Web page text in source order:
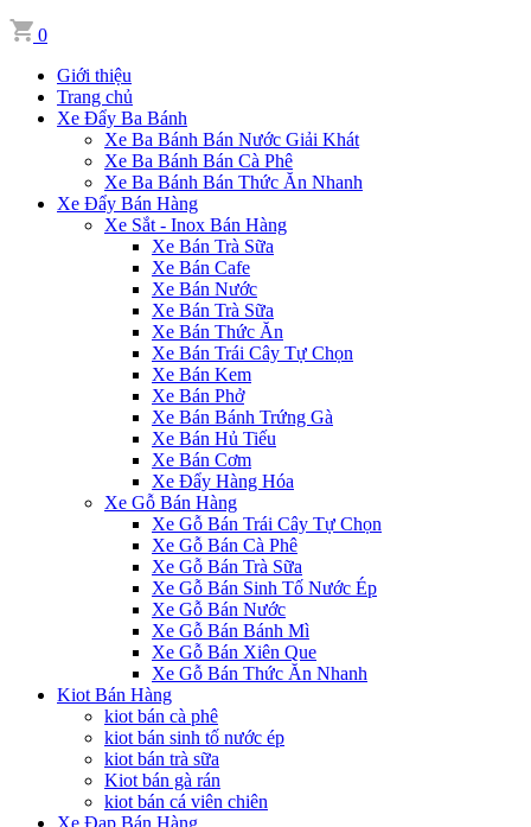
0
Giới thiệu
Trang chủ
Xe Đẩy Ba Bánh
Xe Ba Bánh Bán Nước Giải Khát
Xe Ba Bánh Bán Cà Phê
Xe Ba Bánh Bán Thức Ăn Nhanh
Xe Đẩy Bán Hàng
Xe Sắt - Inox Bán Hàng
Xe Bán Trà Sữa
Xe Bán Cafe
Xe Bán Nước
Xe Bán Trà Sữa
Xe Bán Thức Ăn
Xe Bán Trái Cây Tự Chọn
Xe Bán Kem
Xe Bán Phở
Xe Bán Bánh Trứng Gà
Xe Bán Hủ Tiếu
Xe Bán Cơm
Xe Đẩy Hàng Hóa
Xe Gỗ Bán Hàng
Xe Gỗ Bán Trái Cây Tự Chọn
Xe Gỗ Bán Cà Phê
Xe Gỗ Bán Trà Sữa
Xe Gỗ Bán Sinh Tố Nước Ép
Xe Gỗ Bán Nước
Xe Gỗ Bán Bánh Mì
Xe Gỗ Bán Xiên Que
Xe Gỗ Bán Thức Ăn Nhanh
Kiot Bán Hàng
kiot bán cà phê
kiot bán sinh tố nước ép
kiot bán trà sữa
Kiot bán gà rán
kiot bán cá viên chiên
Xe Đạp Bán Hàng